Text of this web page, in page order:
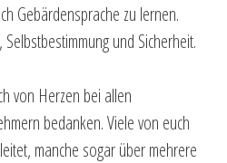
Gebärdensprache zu lernen.
und Sicherheit.
von Herzen bei allen
bedanken. Viele von euch
manche sogar über mehrere